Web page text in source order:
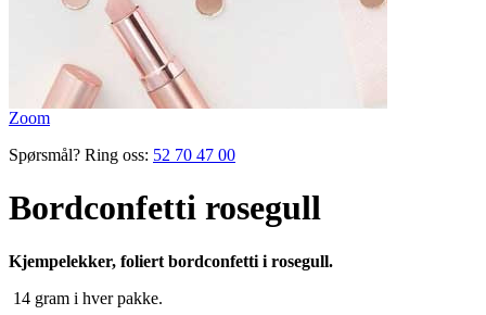
Zoom
Spørsmål? Ring oss: 52 70 47 00
Bordconfetti rosegull
Kjempelekker, foliert bordconfetti i rosegull.
14 gram i hver pakke.